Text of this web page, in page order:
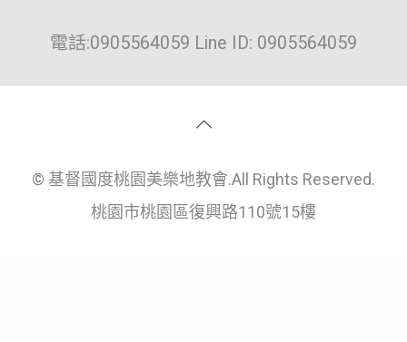
電話:0905564059 Line ID: 0905564059
© 基督國度桃園美樂地教會.All Rights Reserved.
桃園市桃園區復興路110號15樓